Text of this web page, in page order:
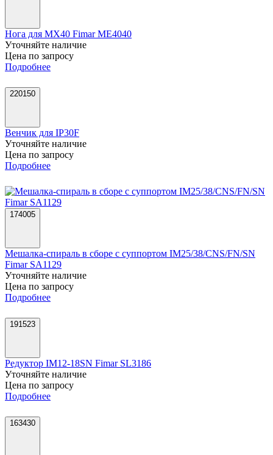
Нога для MX40 Fimar ME4040
Уточняйте наличие
Цена по запросу
Подробнее
220150
Венчик для IP30F
Уточняйте наличие
Цена по запросу
Подробнее
174005
Мешалка-спираль в сборе с суппортом IM25/38/CNS/FN/SN
Fimar SA1129
Уточняйте наличие
Цена по запросу
Подробнее
191523
Редуктор IM12-18SN Fimar SL3186
Уточняйте наличие
Цена по запросу
Подробнее
163430